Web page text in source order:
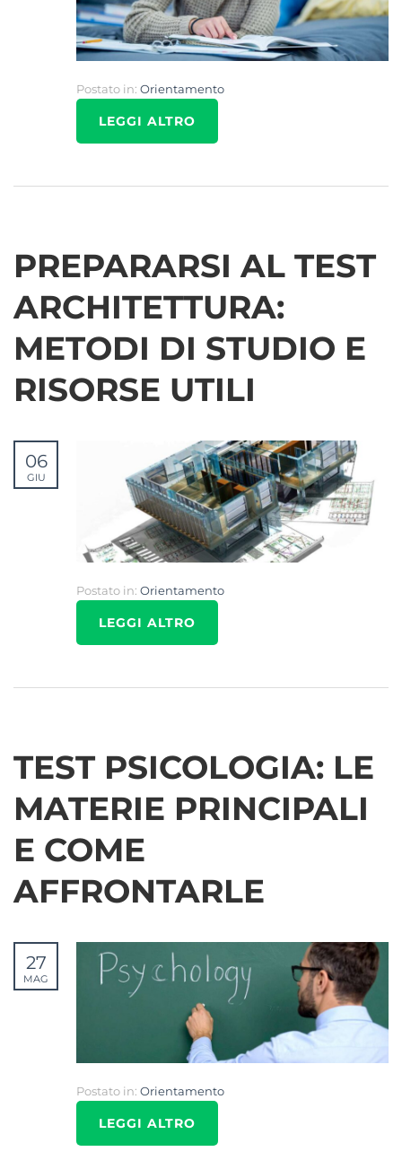
Postato in: Orientamento
LEGGI ALTRO
PREPARARSI AL TEST
ARCHITETTURA:
METODI DI STUDIO E
RISORSE UTILI
06
GIU
Postato in: Orientamento
LEGGI ALTRO
TEST PSICOLOGIA: LE
MATERIE PRINCIPALI
E COME
AFFRONTARLE
27
MAG
Postato in: Orientamento
LEGGI ALTRO